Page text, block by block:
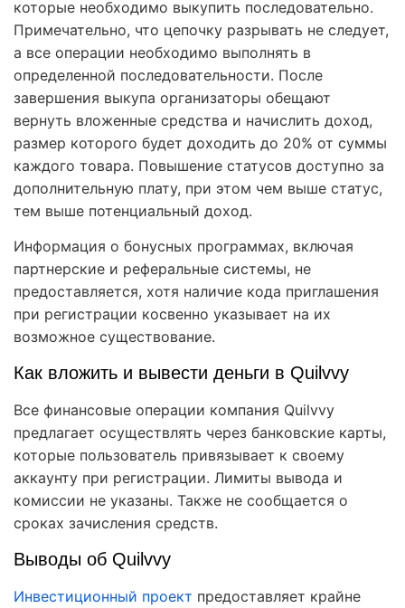
которые необходимо выкупить последовательно.
Примечательно, что цепочку разрывать не следует,
а все операции необходимо выполнять в
определенной последовательности. После
завершения выкупа организаторы обещают
вернуть вложенные средства и начислить доход,
размер которого будет доходить до 20% от суммы
каждого товара. Повышение статусов доступно за
дополнительную плату, при этом чем выше статус,
тем выше потенциальный доход.
Информация о бонусных программах, включая
партнерские и реферальные системы, не
предоставляется, хотя наличие кода приглашения
при регистрации косвенно указывает на их
возможное существование.
Как вложить и вывести деньги в Quilvvy
Все финансовые операции компания Quilvvy
предлагает осуществлять через банковские карты,
которые пользователь привязывает к своему
аккаунту при регистрации. Лимиты вывода и
комиссии не указаны. Также не сообщается о
сроках зачисления средств.
Выводы об Quilvvy
Инвестиционный проект предоставляет крайне